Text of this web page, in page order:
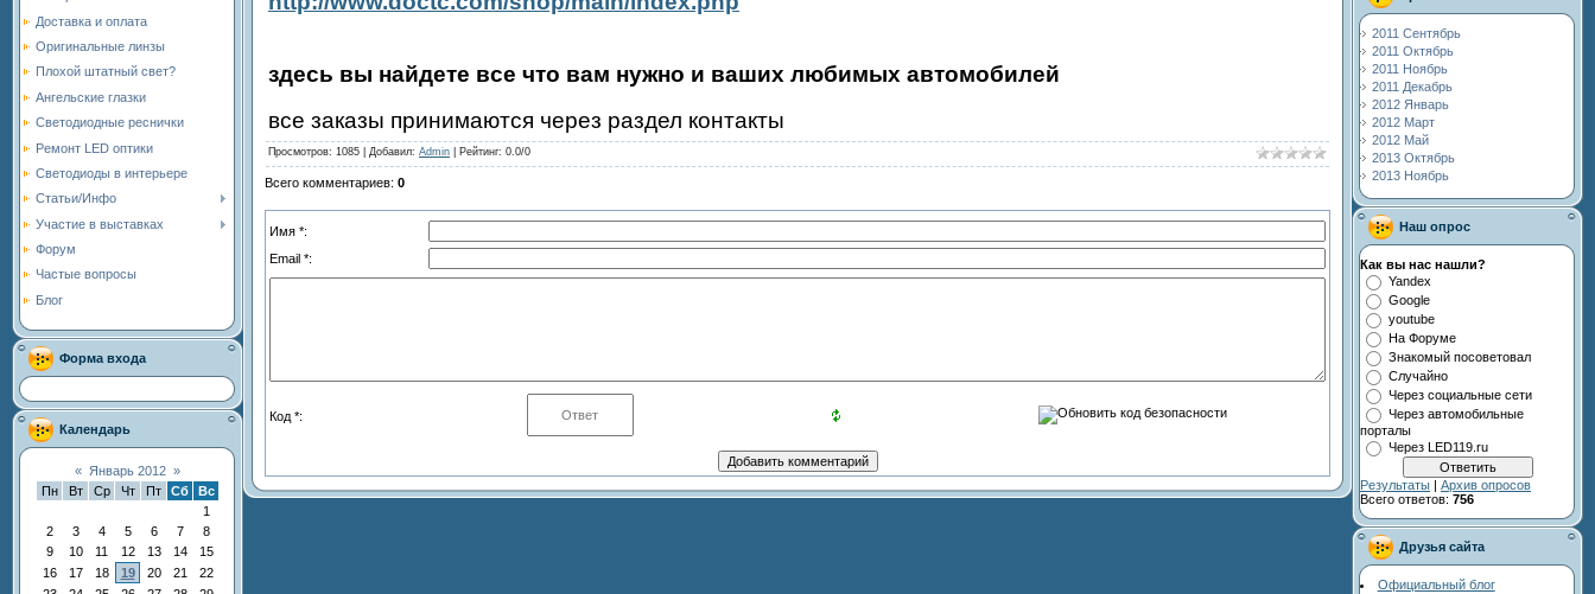
Доставка и оплата
Оригинальные линзы
Плохой штатный свет?
Ангельские глазки
Светодиодные реснички
Ремонт LED оптики
Светодиоды в интерьере
Статьи/Инфо
Участие в выставках
Форум
Частые вопросы
Блог
Форма входа
Календарь
« Январь 2012 »
Пн
Вт Ср Чт Пт Сб
Вс
1
2
3 4 5 6 7
8
9
10 11 12 13 14
15
16
17 18 19 20 21
22
здесь вы найдете все что вам нужно и ваших любимых автомобилей
все заказы принимаются через раздел контакты
Просмотров: 1085 | Добавил: Admin Рейтинг: 0.0/0
Всего комментариев: 0
Имя *:
Email *:
Код *:
2011 Сентябрь
2011 Октябрь
2011 Ноябрь
2011 Декабрь
2012 Январь
2012 Март
2012 Май
2013 Октябрь
2013 Ноябрь
Наш опрос
Как вы нас нашли?
Yandex
Google
youtube
На Форуме
Знакомый посоветовал
Случайно
Через социальные сети
Через автомобильные
порталы
Через LED119.ru
Результаты | Архив опросов
Всего ответов: 756
Друзья сайта
Официальный блог